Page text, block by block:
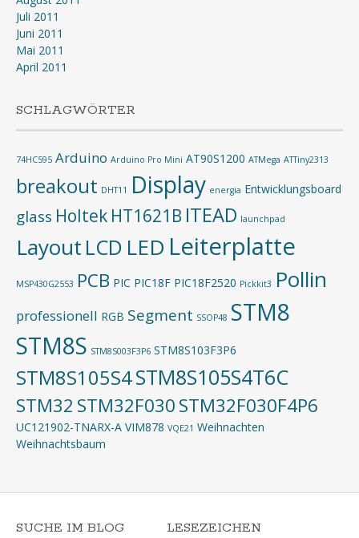
Juli 2011
Juni 2011
Mai 2011
April 2011
SCHLAGWÖRTER
74HC595 Arduino Arduino Pro Mini AT90S1200 ATMega ATTiny2313
breakout DHT11 Display energia Entwicklungsboard
glass Holtek HT1621B ITEAD launchpad
Layout LCD LED Leiterplatte
MSP430G2553 PCB PIC PIC18F PIC18F2520 Pickkit3 Pollin
professionell RGB Segment SSOP48 STM8
STM8S STM8S003F3P6 STM8S103F3P6
STM8S105S4STM8S105S4T6C
STM32 STM32F030STM32F030F4P6
UC121902-TNARX-A VIM878 VQE21 Weihnachten
Weihnachtsbaum
SUCHE IM BLOG LESEZEICHEN